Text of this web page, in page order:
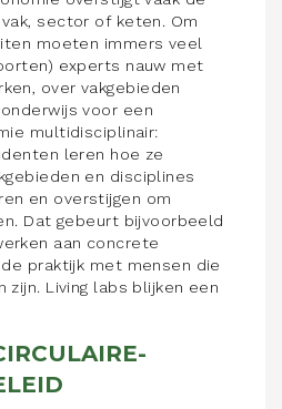
sector of keten. Om
moeten immers veel
experts nauw met
over vakgebieden
voor een
multidisciplinair:
leren hoe ze
en disciplines
en overstijgen om
Dat gebeurt bijvoorbeeld
aan concrete
praktijk met mensen die
zijn. Living labs blijken een